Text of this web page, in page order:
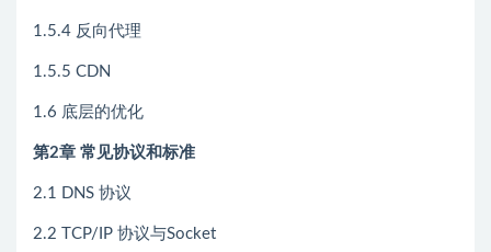
1.5.4 反向代理
1.5.5 CDN
1.6 底层的优化
第2章 常见协议和标准
2.1 DNS 协议
2.2 TCP/IP 协议与Socket